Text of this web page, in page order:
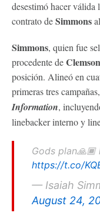
desestimó hacer
contrato deSimmons
Simmons, quien fue
procedente deClemson
posición. Alineó en
primeras tres
Information,
linebacker interno y
Gods
https://t.co/
— Isaiah
August 24,